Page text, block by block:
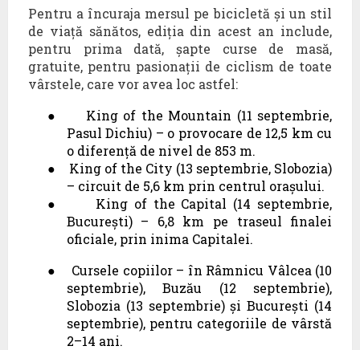
Pentru a încuraja mersul pe bicicletă și un stil
de viață sănătos, ediția din acest an include,
pentru prima dată, șapte curse de masă,
gratuite, pentru pasionații de ciclism de toate
vârstele, care vor avea loc astfel:
●
King of the Mountain (11 septembrie,
Pasul Dichiu) – o provocare de 12,5 km cu
o diferență de nivel de 853 m.
●
King of the City (13 septembrie, Slobozia)
– circuit de 5,6 km prin centrul orașului.
●
King of the Capital (14 septembrie,
București) – 6,8 km pe traseul finalei
oficiale, prin inima Capitalei.
●
Cursele copiilor – în Râmnicu Vâlcea (10
septembrie), Buzău (12 septembrie),
Slobozia (13 septembrie) și București (14
septembrie), pentru categoriile de vârstă
2–14 ani.